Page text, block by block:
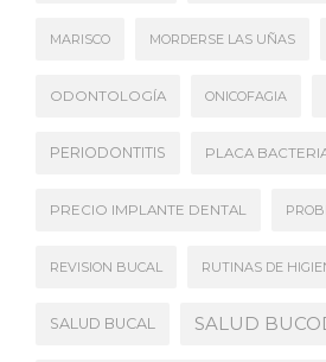
MARISCO MORDERSE LAS UÑAS
ODONTOLOGÍA ONICOFAGIA
PERIODONTITIS PLACA
PRECIO IMPLANTE DENTAL
REVISION BUCAL RUTINAS DE
SALUD BUCAL SALUD